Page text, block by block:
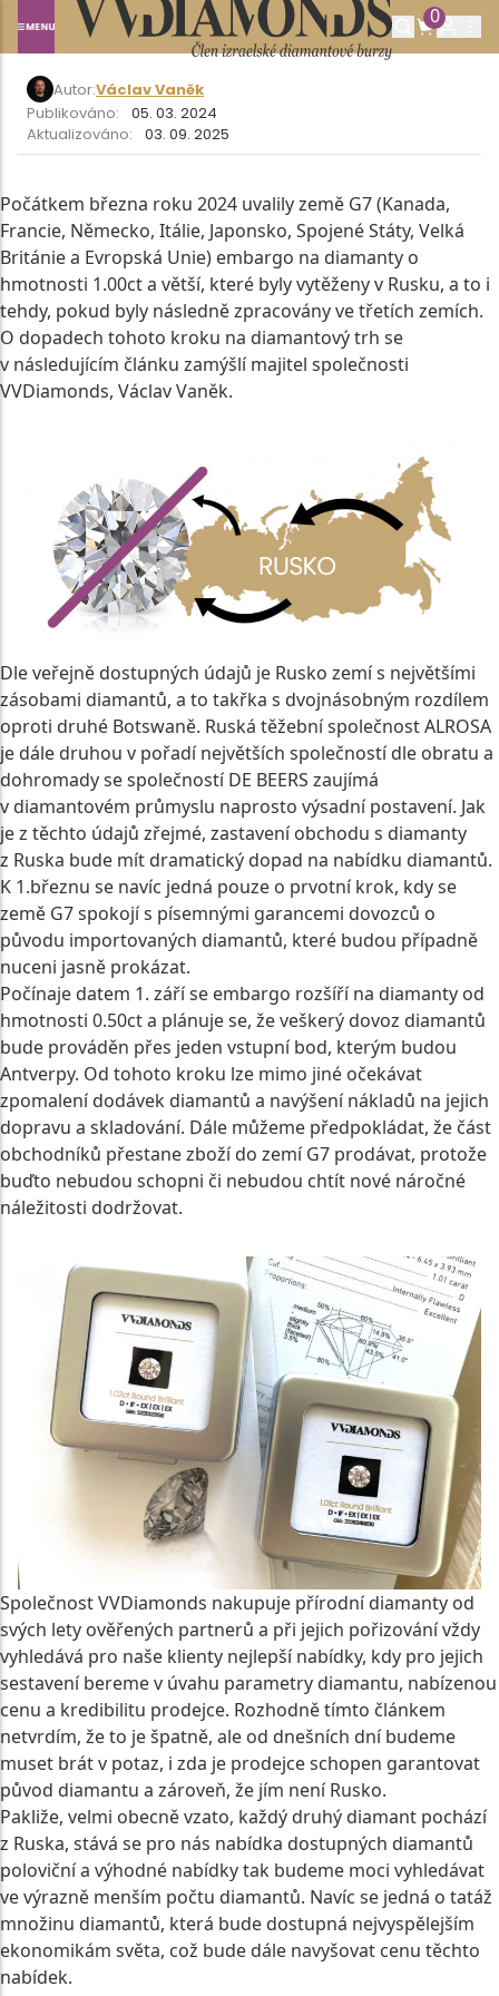
0
EMBARGO NA DIAMANTY Z RUSKA
Autor:Václav Vaněk
Publikováno:
05. 03. 2024
Aktualizováno:
03. 09. 2025
Počátkem března roku 2024 uvalily země G7 (Kanada,
Francie, Německo, Itálie, Japonsko, Spojené Státy, Velká
Británie a Evropská Unie) embargo na diamanty o
hmotnosti 1.00ct a větší, které byly vytěženy v Rusku, a to i
tehdy, pokud byly následně zpracovány ve třetích zemích.
O dopadech tohoto kroku na diamantový trh se
v následujícím článku zamýšlí majitel společnosti
VVDiamonds, Václav Vaněk.
Dle veřejně dostupných údajů je Rusko zemí s největšími
zásobami diamantů, a to takřka s dvojnásobným rozdílem
oproti druhé Botswaně. Ruská těžební společnost ALROSA
je dále druhou v pořadí největších společností dle obratu a
dohromady se společností DE BEERS zaujímá
v diamantovém průmyslu naprosto výsadní postavení. Jak
je z těchto údajů zřejmé, zastavení obchodu s diamanty
z Ruska bude mít dramatický dopad na nabídku diamantů.
K 1.březnu se navíc jedná pouze o prvotní krok, kdy se
země G7 spokojí s písemnými garancemi dovozců o
původu importovaných diamantů, které budou případně
nuceni jasně prokázat.
Počínaje datem 1. září se embargo rozšíří na diamanty od
hmotnosti 0.50ct a plánuje se, že veškerý dovoz diamantů
bude prováděn přes jeden vstupní bod, kterým budou
Antverpy. Od tohoto kroku lze mimo jiné očekávat
zpomalení dodávek diamantů a navýšení nákladů na jejich
dopravu a skladování. Dále můžeme předpokládat, že část
obchodníků přestane zboží do zemí G7 prodávat, protože
buďto nebudou schopni či nebudou chtít nové náročné
náležitosti dodržovat.
Společnost VVDiamonds nakupuje přírodní diamanty od
svých lety ověřených partnerů a při jejich pořizování vždy
vyhledává pro naše klienty nejlepší nabídky, kdy pro jejich
sestavení bereme v úvahu parametry diamantu, nabízenou
cenu a kredibilitu prodejce. Rozhodně tímto článkem
netvrdím, že to je špatně, ale od dnešních dní budeme
muset brát v potaz, i zda je prodejce schopen garantovat
původ diamantu a zároveň, že jím není Rusko.
Pakliže, velmi obecně vzato, každý druhý diamant pochází
z Ruska, stává se pro nás nabídka dostupných diamantů
poloviční a výhodné nabídky tak budeme moci vyhledávat
ve výrazně menším počtu diamantů. Navíc se jedná o tatáž
množinu diamantů, která bude dostupná nejvyspělejším
ekonomikám světa, což bude dále navyšovat cenu těchto
nabídek.